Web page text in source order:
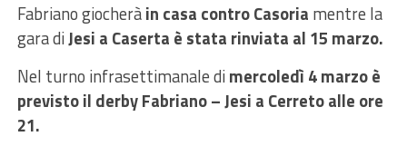
Fabriano giocheràin casa contro Casoria mentre la
gara diJesi a Caserta è stata rinviata al 15 marzo.
Nel turno infrasettimanale dimercoledì 4 marzo è
previsto il derby Fabriano – Jesi a Cerreto alle ore
21.